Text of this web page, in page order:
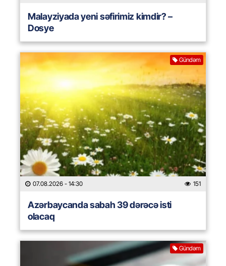
Malayziyada yeni səfirimiz kimdir? –
Dosye
Gündəm
07.08.2026 - 14:30 151
Azərbaycanda sabah 39 dərəcə isti
olacaq
Gündəm